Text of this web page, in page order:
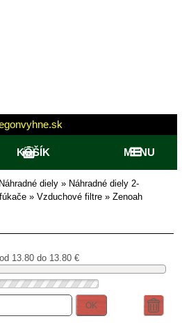
KOŠÍK MENU
Náhradné diely » Náhradné diely 2-
» Vzduchové filtre » Zenoah
13.80 do 13.80€
OK